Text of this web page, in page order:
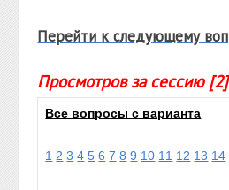
Перейти к следующему
Просмотров за сессию [2]
Все вопросы с варианта
1 2 3 4 5 6 7 8 9 10 11 12 13 14